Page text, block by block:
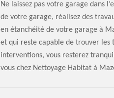
Ne laissez pas votre garage dans
de votre garage, réalisez des
en étanchéité de votre garage à
et qui reste capable de trouver les
interventions, vous resterez
vous chez Nettoyage Habitat à